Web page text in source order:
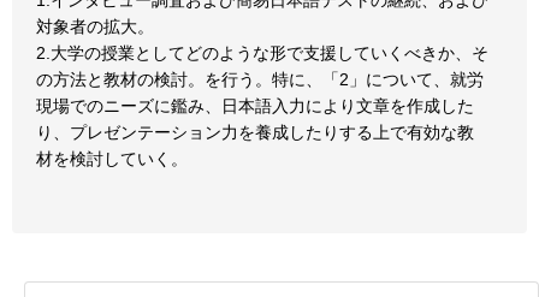
対象者の拡大。
2.大学の授業としてどのような形で支援していくべきか、そ
の方法と教材の検討。を行う。特に、「2」について、就労
現場でのニーズに鑑み、日本語入力により文章を作成した
り、プレゼンテーション力を養成したりする上で有効な教
材を検討していく。